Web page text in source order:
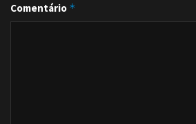
Comentário *